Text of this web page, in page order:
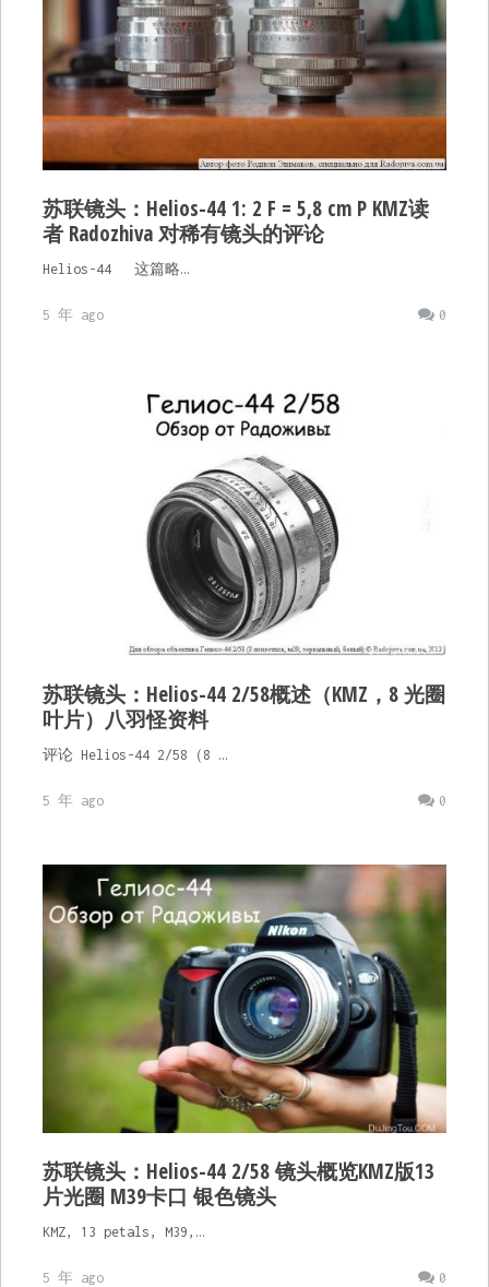
苏联镜头：Helios-44 1: 2 F = 5,8 cm P KMZ读
者 Radozhiva 对稀有镜头的评论
Helios-44 这篇略…
0
5 年 ago
苏联镜头：Helios-44 2/58概述（KMZ，8 光圈
叶片）八羽怪资料
评论 Helios-44 2/58（8 …
0
5 年 ago
苏联镜头：Helios-44 2/58 镜头概览KMZ版13
片光圈 M39卡口 银色镜头
KMZ, 13 petals, M39,…
0
5 年 ago